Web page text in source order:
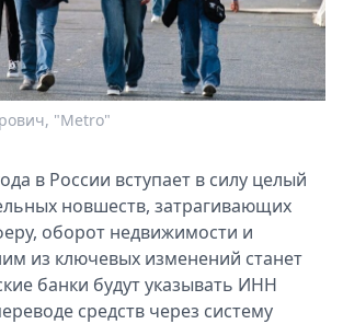
"Metro"
в России вступает в силу целый
новшеств, затрагивающих
оборот недвижимости и
из ключевых изменений станет
банки будут указывать ИНН
средств через систему